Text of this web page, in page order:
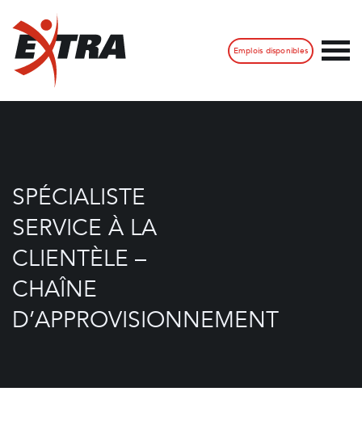
Emplois disponibles
SPÉCIALISTE
SERVICE À LA
CLIENTÈLE –
CHAÎNE
D’APPROVISIONNEMENT